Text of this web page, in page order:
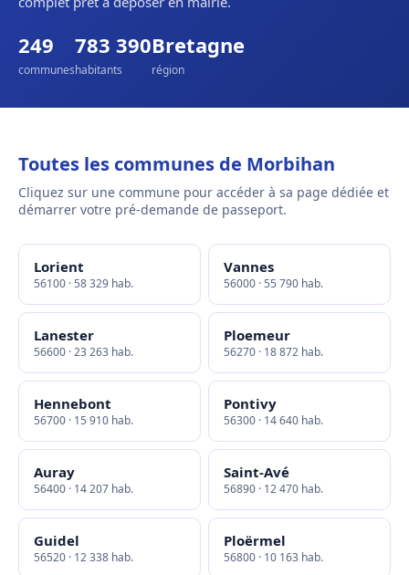
249
communes
783 390
habitants
Bretagne
région
Toutes les communes de Morbihan
Cliquez sur une commune pour accéder à sa page dédiée et
démarrer votre pré-demande de passeport.
Lorient
56100 · 58 329 hab.
Vannes
56000 · 55 790 hab.
Lanester
56600 · 23 263 hab.
Ploemeur
56270 · 18 872 hab.
Hennebont
56700 · 15 910 hab.
Pontivy
56300 · 14 640 hab.
Auray
56400 · 14 207 hab.
Saint-Avé
56890 · 12 470 hab.
Guidel
56520 · 12 338 hab.
Ploërmel
56800 · 10 163 hab.